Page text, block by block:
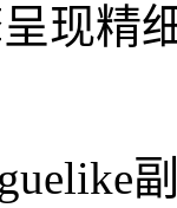
现精